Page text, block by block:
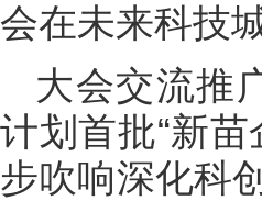
会在未来科技
大会交流推
计划首批“新
步吹响深化科